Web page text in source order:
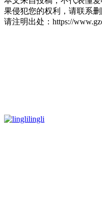
果侵犯您的权利，请联系删
请注明出处：https://
lingli